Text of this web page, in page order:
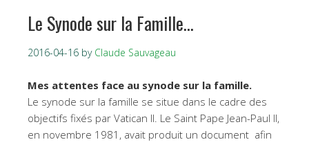
Le Synode sur la Famille…
2016-04-16 by Claude Sauvageau
Mes attentes face au synode sur la famille.
Le synode sur la famille se situe dans le cadre des
objectifs fixés par Vatican II. Le Saint Pape Jean-Paul II,
en novembre 1981, avait produit un document afin